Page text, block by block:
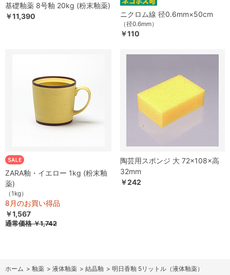
基礎釉薬 8号釉 20kg (粉末釉薬)
￥11,390
ニクロム線 径0.6mm×50cm
（径0.6mm）
￥110
ZARA釉・イエロー 1kg (粉末釉
薬)
（1kg）
8月のお買い得品
￥1,567
通常価格￥1,742
陶芸用スポンジ 大 72×108×高
32mm
￥242
ホーム > 釉薬 > 液体釉薬 > 結晶釉 > 明日香釉 5リットル（液体釉薬）